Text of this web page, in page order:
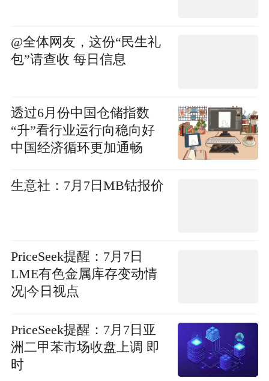
@全体网友，这份“民生礼
包”请查收 每日信息
透过6月份中国仓储指数
“升”看行业运行向稳向好
中国经济循环更加通畅
生意社：7月7日MB钴报价
PriceSeek提醒：7月7日
LME有色金属库存变动情
况|今日视点
PriceSeek提醒：7月7日亚
洲二甲苯市场收盘上调 即
时